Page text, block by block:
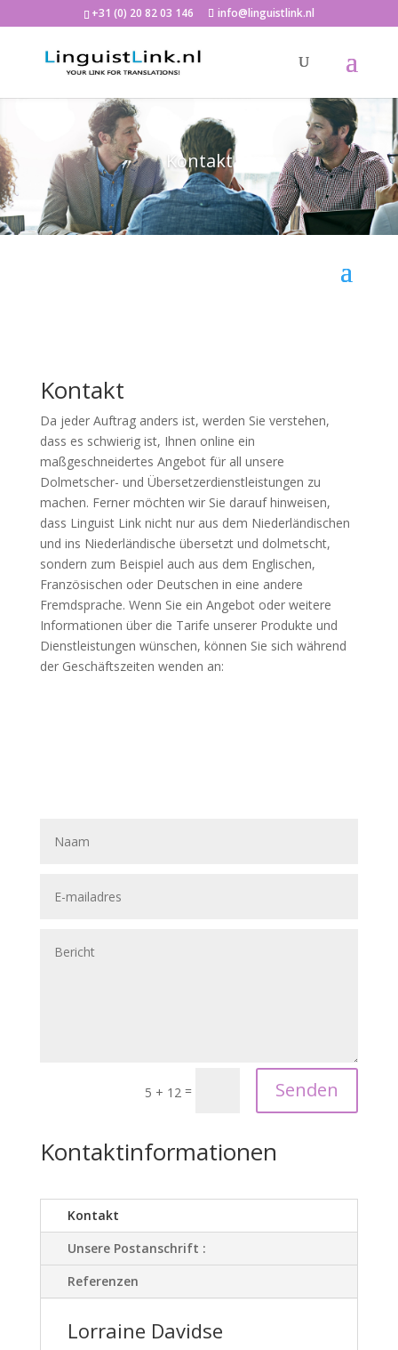
+31 (0) 20 82 03 146 info@linguistlink.nl
Kontakt
Kontakt
Da jeder Auftrag anders ist, werden Sie verstehen,
dass es schwierig ist, Ihnen online ein
maßgeschneidertes Angebot für all unsere
Dolmetscher- und Übersetzerdienstleistungen zu
machen. Ferner möchten wir Sie darauf hinweisen,
dass Linguist Link nicht nur aus dem Niederländischen
und ins Niederländische übersetzt und dolmetscht,
sondern zum Beispiel auch aus dem Englischen,
Französischen oder Deutschen in eine andere
Fremdsprache. Wenn Sie ein Angebot oder weitere
Informationen über die Tarife unserer Produkte und
Dienstleistungen wünschen, können Sie sich während
der Geschäftszeiten wenden an:
5 + 12 = Senden
Kontaktinformationen
Kontakt
Unsere Postanschrift :
Referenzen
Lorraine Davidse